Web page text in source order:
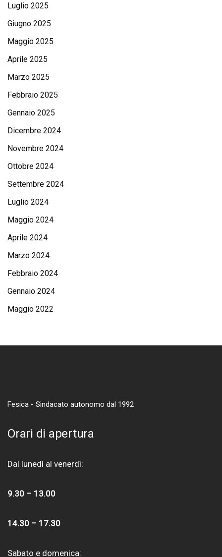
Luglio 2025
Giugno 2025
Maggio 2025
Aprile 2025
Marzo 2025
Febbraio 2025
Gennaio 2025
Dicembre 2024
Novembre 2024
Ottobre 2024
Settembre 2024
Luglio 2024
Maggio 2024
Aprile 2024
Marzo 2024
Febbraio 2024
Gennaio 2024
Maggio 2022
Fesica - Sindacato autonomo dal 1992
Orari di apertura
Dal lunedì al venerdì:
9.30 – 13.00
14.30 – 17.30
Sabato e domenica: